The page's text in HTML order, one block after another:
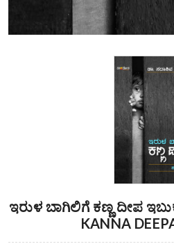
ಇರುಳ ಬಾಗಿಲಿಗೆ ಕಣ್ಣ ದೀಪ
KANNA